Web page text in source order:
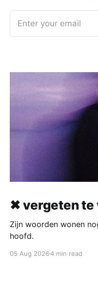
Enter your email
✖ vergeten te
Zijn woorden wonen
hoofd.
05 Aug 20264 min read